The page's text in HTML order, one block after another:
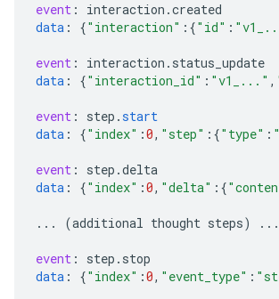
event : interaction .created
data : {"interaction" :{"id" :
event : interaction . status_update
data : {"interaction_id" : "v1_..." ,
event : step .start
data : {"index" :0, "step" :{"type" :
event : step .delta
data : {"index" :0, "delta" :{
... (additional thought steps) ...
event : step . stop
data : {"index" :0, "event_type" :